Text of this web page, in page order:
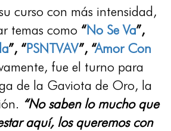
curso con más intensidad,
temas como “No Se Va”,
”, “PSNTVAV”, “Amor Con
fue el turno para
de la Gaviota de Oro, la
“No saben lo mucho que
aquí, los queremos con